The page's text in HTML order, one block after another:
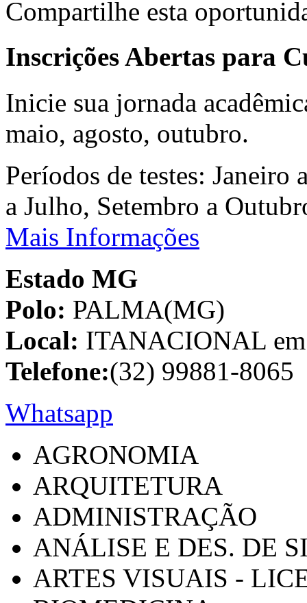
Compartilhe esta
Inscrições Abertas para
Inicie sua jornada
maio, agosto, outubro.
Períodos de testes:
a Julho, Setembro a
Mais Informações
Estado MG
Polo: PALMA(MG)
Local: ITANACIONAL
Telefone:(32) 99881-8065
Whatsapp
AGRONOMIA
ARQUITETURA
ADMINISTRAÇÃO
ANÁLISE E DES. DE
ARTES VISUAIS -